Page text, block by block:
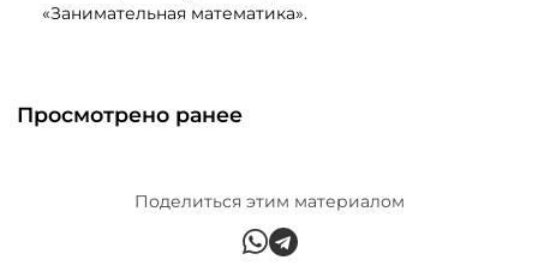
«Занимательная математика».
Просмотрено ранее
Поделиться этим материалом